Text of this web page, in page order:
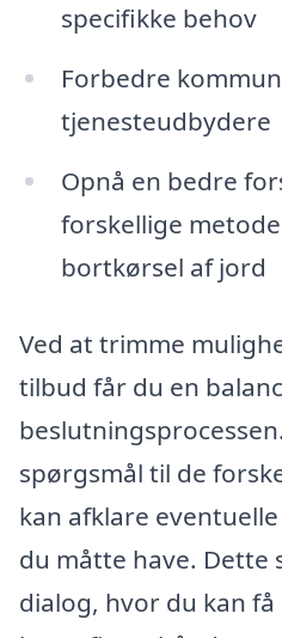
specifikke behov
Forbedre
tjenesteudbydere
Opnå en bedre
forskellige
bortkørsel af jord
Ved at trimme
tilbud får du en
spørgsmål til de
kan afklare
du måtte have. Dette
dialog, hvor du kan